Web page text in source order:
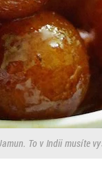
To v Indii musíte